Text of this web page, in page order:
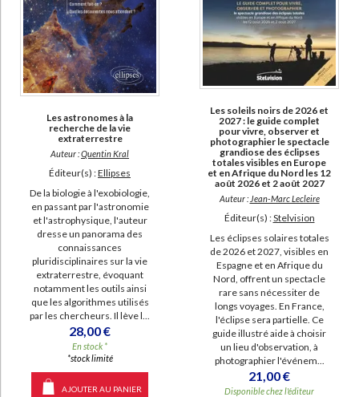
Les astronomes à la
recherche de la vie
extraterrestre
Auteur :Quentin Kral
Éditeur(s) :Ellipses
De la biologie à l'exobiologie,
en passant par l'astronomie
et l'astrophysique, l'auteur
dresse un panorama des
connaissances
pluridisciplinaires sur la vie
extraterrestre, évoquant
notamment les outils ainsi
que les algorithmes utilisés
par les chercheurs. Il lève l...
28,00 €
En stock *
*stock limité
AJOUTER AU PANIER
Les soleils noirs de 2026 et
2027 : le guide complet
pour vivre, observer et
photographier le spectacle
grandiose des éclipses
totales visibles en Europe
et en Afrique du Nord les 12
août 2026 et 2 août 2027
Auteur : Jean-Marc Lecleire
Éditeur(s) :Stelvision
Les éclipses solaires totales
de 2026 et 2027, visibles en
Espagne et en Afrique du
Nord, offrent un spectacle
rare sans nécessiter de
longs voyages. En France,
l'éclipse sera partielle. Ce
guide illustré aide à choisir
un lieu d'observation, à
photographier l'événem...
21,00 €
Disponible chez l'éditeur